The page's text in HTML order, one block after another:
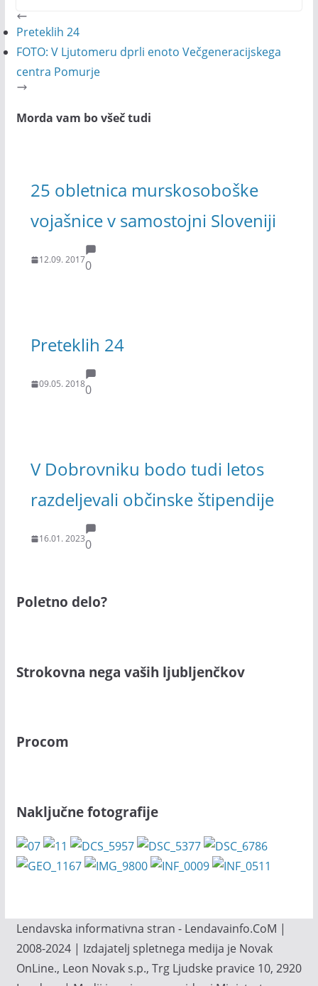
Preteklih 24
FOTO: V Ljutomeru dprli enoto Večgeneracijskega
centra Pomurje
Morda vam bo všeč tudi
25 obletnica murskosoboške
vojašnice v samostojni Sloveniji
12.09. 20170
Preteklih 24
09.05. 20180
V Dobrovniku bodo tudi letos
razdeljevali občinske štipendije
16.01. 20230
Poletno delo?
Strokovna nega vaših ljubljenčkov
Procom
Naključne fotografije
Lendavska informativna stran - Lendavainfo.CoM |
2008-2024 | Izdajatelj spletnega medija je Novak
OnLine., Leon Novak s.p., Trg Ljudske pravice 10, 2920